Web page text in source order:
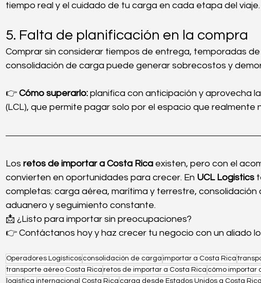
tiempo real y el cuidado de tu carga en cada etapa del viaje.
5. Falta de planificación en la compra
Comprar sin considerar tiempos de entrega, temporadas
consolidación de carga puede generar sobrecostos y
👉 Cómo superarlo: planifica con anticipación y aprovecha
(LCL), que permite pagar solo por el espacio que realmente
Los retos de importar a Costa Rica existen, pero con el
convierten en oportunidades para crecer. En UCL Logistics
completas: carga aérea, marítima y terrestre, consolidación
aduanero y seguimiento constante.
📩 ¿Listo para importar sin preocupaciones?
👉 Contáctanos hoy y haz crecer tu negocio con un aliado
Operadores Logísticos consolidación de carga importar a Costa Rica
transporte aéreo Costa Rica retos de importar a Costa Rica cómo importar
logística internacional Costa Rica carga desde Estados Unidos a Costa Rica